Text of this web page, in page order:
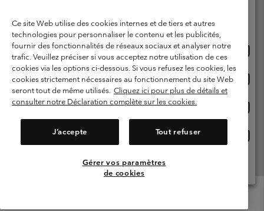
Garanties Légales
Politique de confidentialité
Conditions d'utilisation - Membres
Conditions D'utilisation - Contenu généré par l'utilisateur
Impressum
Cookies
Ce site Web utilise des cookies internes et de tiers et autres
technologies pour personnaliser le contenu et les publicités,
fournir des fonctionnalités de réseaux sociaux et analyser notre
trafic. Veuillez préciser si vous acceptez notre utilisation de ces
cookies via les options ci-dessous. Si vous refusez les cookies, les
cookies strictement nécessaires au fonctionnement du site Web
seront tout de même utilisés. Cliquez ici pour plus de détails et
consulter notre Déclaration complète sur les cookies.
J’accepte Tout refuser
Gérer vos paramètres
de cookies
Achats en ligne disponibles
United States
ligne
Belgium-English
ligne
Belgium-Français
ligne
Belgium-Dutch
Voir Tous Les Pays